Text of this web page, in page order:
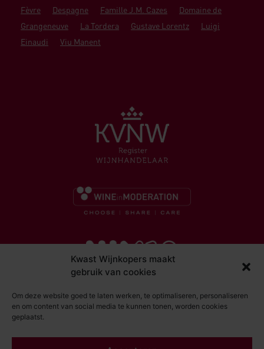
Kwast Wijnkopers maakt
gebruik van cookies
Om deze website goed te laten werken, te optimaliseren, personaliseren
en om content van social media te kunnen tonen, worden cookies
geplaatst.
Fèvre
Despagne Famille J.M. Cazes
Domaine de
Grangeneuve
La Tordera Gustave Lorentz
Luigi
Einaudi
Viu Manent